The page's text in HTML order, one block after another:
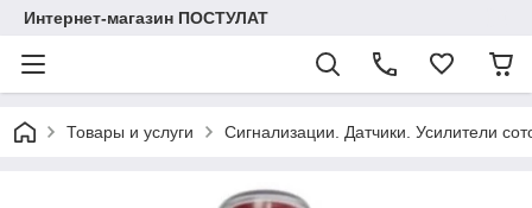
Интернет-магазин ПОСТУЛАТ
Товары и услуги Сигнализации. Датчики. Усилители